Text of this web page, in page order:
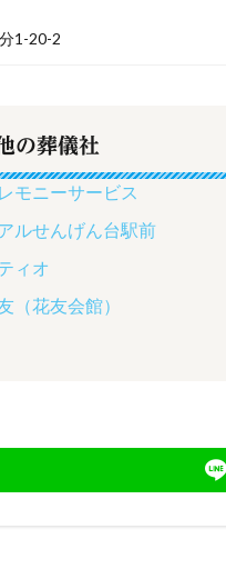
1-20-2
の葬儀社
モニーサービス
ルせんげん台駅前
ィオ
（花友会館）